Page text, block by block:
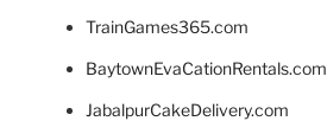
TrainGames365.com
BaytownEvaCationRentals.com
JabalpurCakeDelivery.com